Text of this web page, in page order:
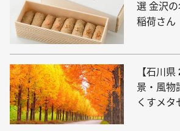
選 金沢
稲荷さん
【石川
景・風物
くすメタ